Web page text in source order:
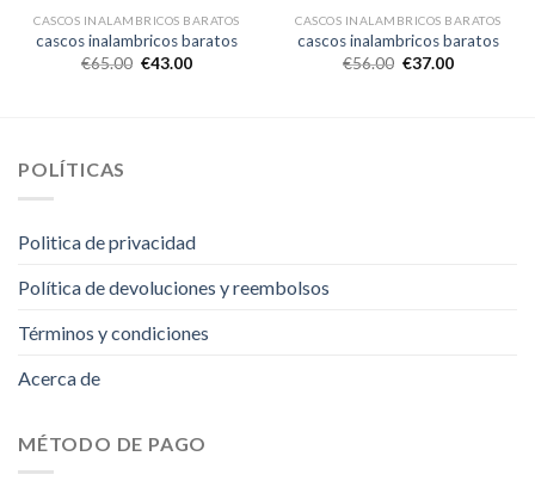
CASCOS INALAMBRICOS BARATOS
cascos inalambricos baratos
€65.00 €43.00
CASCOS INALAMBRICOS BARATOS
cascos inalambricos baratos
€56.00 €37.00
POLÍTICAS
Politica de privacidad
Política de devoluciones y reembolsos
Términos y condiciones
Acerca de
MÉTODO DE PAGO